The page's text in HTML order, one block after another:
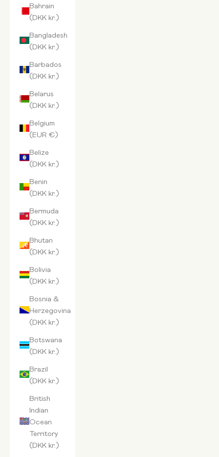
Bahrain
(DKK kr.)
Bangladesh
(DKK kr.)
Barbados
(DKK kr.)
Belarus
(DKK kr.)
Belgium
(EUR €)
Belize
(DKK kr.)
Benin
(DKK kr.)
Bermuda
(DKK kr.)
Bhutan
(DKK kr.)
Bolivia
(DKK kr.)
Bosnia &
Herzegovina
(DKK kr.)
Botswana
(DKK kr.)
Brazil
(DKK kr.)
British
Indian
Ocean
Territory
(DKK kr.)